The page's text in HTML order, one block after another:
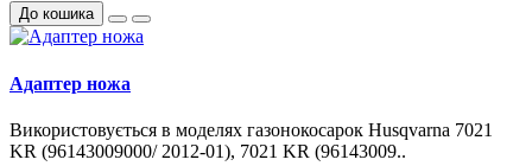
До кошика
Адаптер ножа
Використовується в моделях газонокосарок Husqvarna 7021
KR (96143009000/ 2012-01), 7021 KR (96143009..